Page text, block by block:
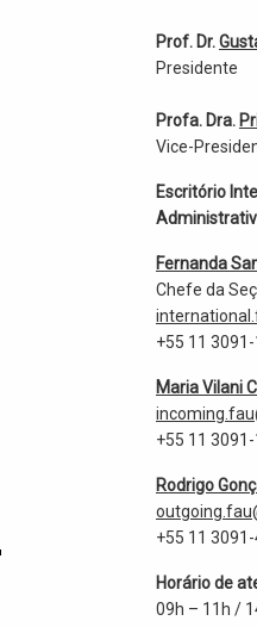
Prof. Dr.
Presidente
Profa. Dra.
Vice-
Escritório
Fernanda
Chefe da
+55 11
Maria Vilani
+55 11
Rodrigo
+55 11
Horário de
09h – 11h /